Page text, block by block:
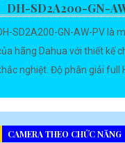
DH-SD2A200-GN-
SD2A200-GN-AW-PV là
hãng Dahua với thiết kế
nghiệt. Độ phân giải full
CAMERA THEO CHỨC NĂNG